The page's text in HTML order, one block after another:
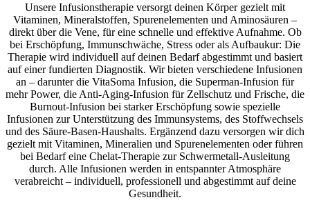
Unsere Infusionstherapie versorgt deinen Körper gezielt mit
Vitaminen, Mineralstoffen, Spurenelementen und Aminosäuren –
direkt über die Vene, für eine schnelle und effektive Aufnahme. Ob
bei Erschöpfung, Immunschwäche, Stress oder als Aufbaukur: Die
Therapie wird individuell auf deinen Bedarf abgestimmt und basiert
auf einer fundierten Diagnostik. Wir bieten verschiedene Infusionen
an – darunter die VitaSoma Infusion, die Superman-Infusion für
mehr Power, die Anti-Aging-Infusion für Zellschutz und Frische, die
Burnout-Infusion bei starker Erschöpfung sowie spezielle
Infusionen zur Unterstützung des Immunsystems, des Stoffwechsels
und des Säure-Basen-Haushalts. Ergänzend dazu versorgen wir dich
gezielt mit Vitaminen, Mineralien und Spurenelementen oder führen
bei Bedarf eine Chelat-Therapie zur Schwermetall-Ausleitung
durch. Alle Infusionen werden in entspannter Atmosphäre
verabreicht – individuell, professionell und abgestimmt auf deine
Gesundheit.